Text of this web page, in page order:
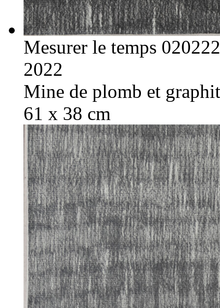
Mesurer le temps 020222
2022
Mine de plomb et
61 x 38 cm